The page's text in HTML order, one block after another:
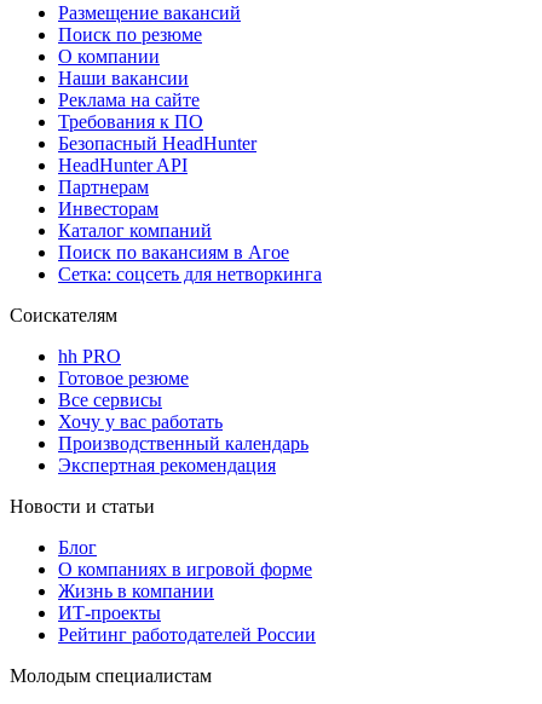
Размещение вакансий
Поиск по резюме
О компании
Наши вакансии
Реклама на сайте
Требования к ПО
Безопасный HeadHunter
HeadHunter API
Партнерам
Инвесторам
Каталог компаний
Поиск по вакансиям в Агое
Сетка: соцсеть для нетворкинга
Соискателям
hh PRO
Готовое резюме
Все сервисы
Хочу у вас работать
Производственный календарь
Экспертная рекомендация
Новости и статьи
Блог
О компаниях в игровой форме
Жизнь в компании
ИТ-проекты
Рейтинг работодателей России
Молодым специалистам